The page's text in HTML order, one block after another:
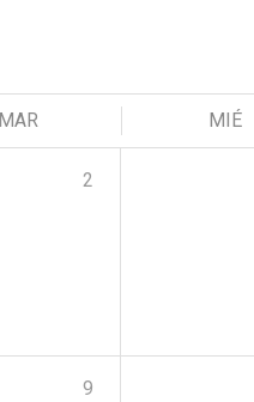
MAR MIÉ
2
9